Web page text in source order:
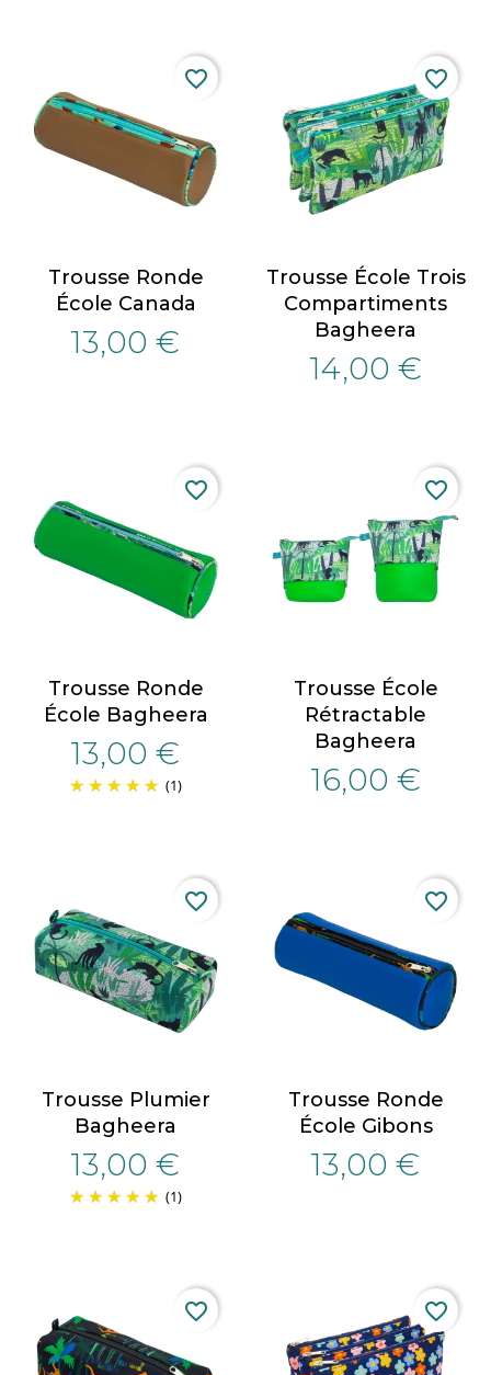
Trousse Ronde
École Canada
13,00 €
favorite_border
Trousse École Trois
Compartiments
Bagheera
14,00 €
favorite_border
Trousse Ronde
École Bagheera
13,00 €
(1)
favorite_border
Trousse École
Rétractable
Bagheera
16,00 €
favorite_border
Trousse Plumier
Bagheera
13,00 €
(1)
favorite_border
Trousse Ronde
École Gibons
13,00 €
favorite_border
favorite_border favorite_border